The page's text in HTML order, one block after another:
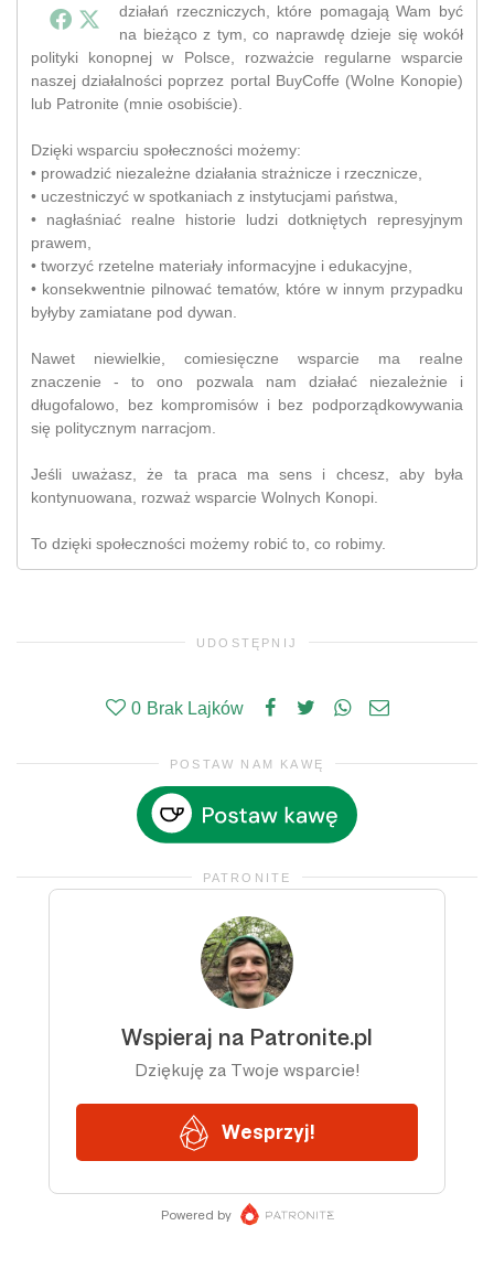
działań rzeczniczych, które pomagają Wam być
na bieżąco z tym, co naprawdę dzieje się wokół
polityki konopnej w Polsce, rozważcie regularne wsparcie
naszej działalności poprzez portal BuyCoffe (Wolne Konopie)
lub Patronite (mnie osobiście).
Dzięki wsparciu społeczności możemy:
• prowadzić niezależne działania strażnicze i rzecznicze,
• uczestniczyć w spotkaniach z instytucjami państwa,
• nagłaśniać realne historie ludzi dotkniętych represyjnym
prawem,
• tworzyć rzetelne materiały informacyjne i edukacyjne,
• konsekwentnie pilnować tematów, które w innym przypadku
byłyby zamiatane pod dywan.
Nawet niewielkie, comiesięczne wsparcie ma realne
znaczenie - to ono pozwala nam działać niezależnie i
długofalowo, bez kompromisów i bez podporządkowywania
się politycznym narracjom.
Jeśli uważasz, że ta praca ma sens i chcesz, aby była
kontynuowana, rozważ wsparcie Wolnych Konopi.
To dzięki społeczności możemy robić to, co robimy.
UDOSTĘPNIJ
0 Brak Lajków
POSTAW NAM KAWĘ
PATRONITE